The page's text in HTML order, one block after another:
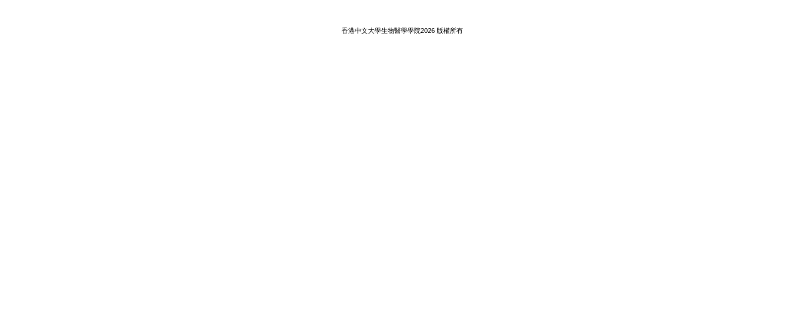
香港中文大學生物醫學學院2026 版權所有